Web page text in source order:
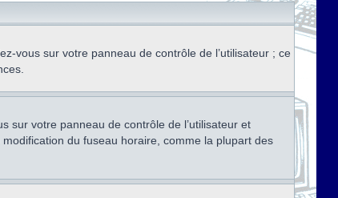
vous sur votre panneau de contrôle de l’utilisateur ; ce
sur votre panneau de contrôle de l’utilisateur et
du fuseau horaire, comme la plupart des